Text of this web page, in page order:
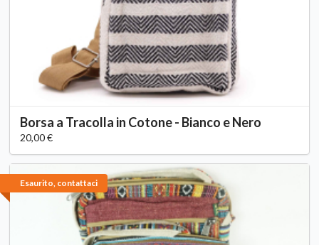
Borsa a Tracolla in Cotone - Bianco e Nero
20,00 €
Esaurito, contattaci